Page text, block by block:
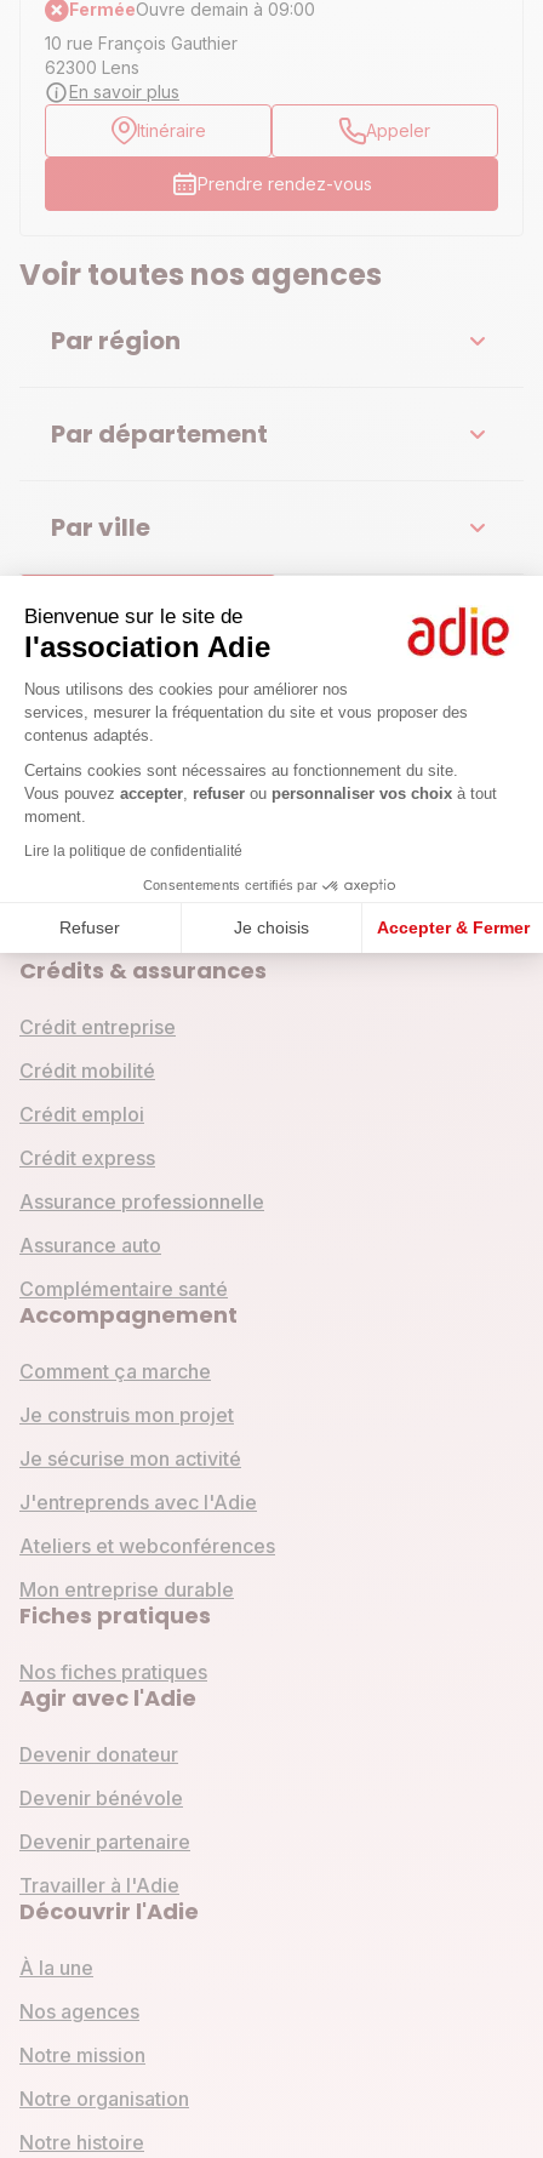
Bienvenue sur le site de
l'association Adie
Plateforme de Gestion du
Nous utilisons des cookies pour améliorer nos
services, mesurer la fréquentation du site et vous proposer des
contenus adaptés.
Certains cookies sont nécessaires au fonctionnement du site.
Vous pouvez accepter, refuser ou personnaliser vos choix à tout
moment.
Lire la politique de confidentialité
Consentements certifiés par
Refuser Je choisis Accepter & Fermer
Axeptio consent
FerméeOuvre demain à 09:00
10 rue François Gauthier
62300 Lens
En savoir plus
Itinéraire
Appeler
Prendre rendez-vous
Voir toutes nos agences
Par région
Par département
Par ville
L'Adie dans votre département
Pas-de-Calais
Les équipes de l'Adie dans le Pas de Calais sont à votre
écoute pour votre projet professionnel. Financement, aides
administratives, appui pour votre business plan, conseils
juridiques : contactez-nous pour prendre rendez-vous dans
l'une de nos agences ou permanence dans le Pas de Calais.
Crédits & assurances
Crédit entreprise
Crédit mobilité
Crédit emploi
Crédit express
Assurance professionnelle
Assurance auto
Complémentaire santé
Accompagnement
Comment ça marche
Je construis mon projet
Je sécurise mon activité
J'entreprends avec l'Adie
Ateliers et webconférences
Mon entreprise durable
Fiches pratiques
Nos fiches pratiques
Agir avec l'Adie
Devenir donateur
Devenir bénévole
Devenir partenaire
Travailler à l'Adie
Découvrir l'Adie
À la une
Nos agences
Notre mission
Notre organisation
Notre histoire